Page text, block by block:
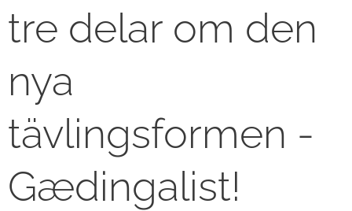
tre delar om den
nya
tävlingsformen -
Gædingalist!